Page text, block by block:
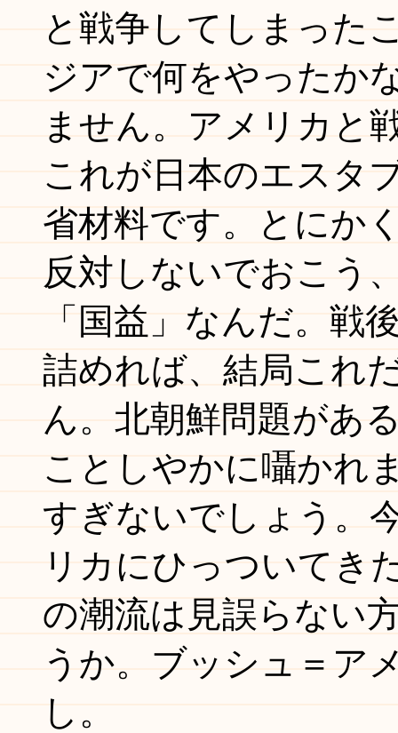
と戦争してしまった
ジアで何をやったか
ません。アメリカと
これが日本のエスタ
省材料です。とにか
反対しないでおこう
「国益」なんだ。戦
詰めれば、結局これ
ん。北朝鮮問題があ
ことしやかに囁かれ
すぎないでしょう。
リカにひっついてき
の潮流は見誤らない
うか。ブッシュ＝ア
し。